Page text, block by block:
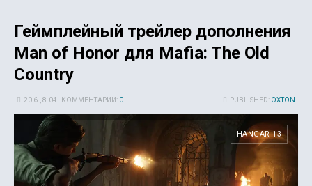
Геймплейный трейлер дополнения
Man of Honor для Mafia: The Old
Country
PUBLISHED: OXTON
20 6-, 8-04 КОММЕНТАРИИ: 0
HANGAR 13